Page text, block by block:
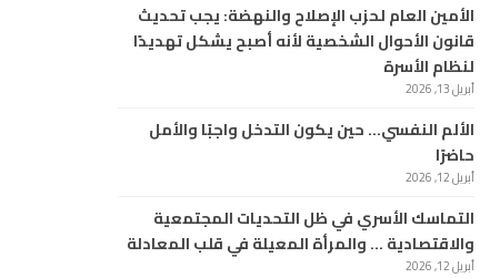
الأمين العام لحزب الإصلاح والنهضة: يجب تحديث
قانون الأحوال الشخصية لأنه أصبح يشكل تهديدًا
لنظام الأسرة
أبريل 13, 2026
الألم النفسي… حين يكون التدخل واجبًا والأمل
حاضرًا
أبريل 12, 2026
التماسك الأسري في ظل التحديات المجتمعية
والاقتصادية … والمرأة المعيلة في قلب المعادلة
أبريل 12, 2026